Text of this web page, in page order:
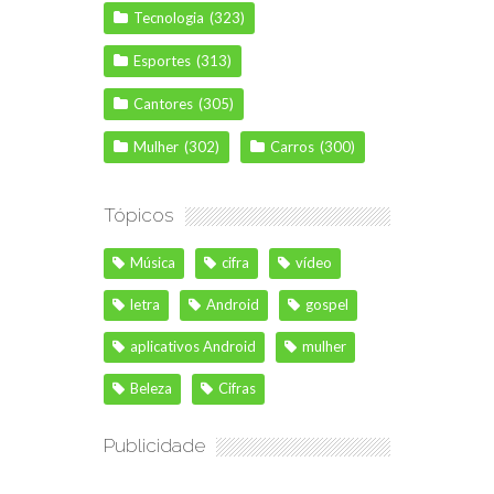
Tecnologia (323)
Esportes (313)
Cantores (305)
Mulher (302) Carros (300)
Tópicos
Música cifra vídeo
letra Android gospel
aplicativos Android mulher
Beleza Cifras
Publicidade